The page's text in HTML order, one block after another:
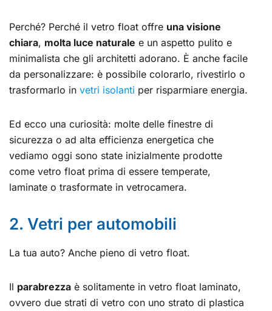
Perché? Perché il vetro float offre una visione
chiara, molta luce naturale e un aspetto pulito e
minimalista che gli architetti adorano. È anche facile
da personalizzare: è possibile colorarlo, rivestirlo o
trasformarlo in vetri isolanti per risparmiare energia.
Ed ecco una curiosità: molte delle finestre di
sicurezza o ad alta efficienza energetica che
vediamo oggi sono state inizialmente prodotte
come vetro float prima di essere temperate,
laminate o trasformate in vetrocamera.
2. Vetri per automobili
La tua auto? Anche pieno di vetro float.
Il parabrezza è solitamente in vetro float laminato,
ovvero due strati di vetro con uno strato di plastica